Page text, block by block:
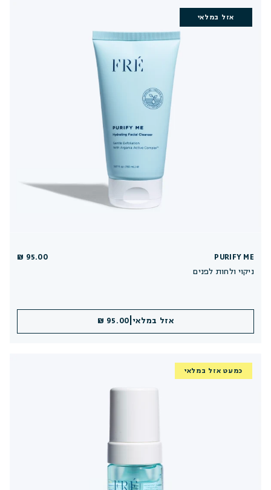
אזל במלאי
PURIFY ME
ניקוי ולחות לפנים
95.00 ₪
אזל במלאי 95.00 ₪
כמעט אזל במלאי